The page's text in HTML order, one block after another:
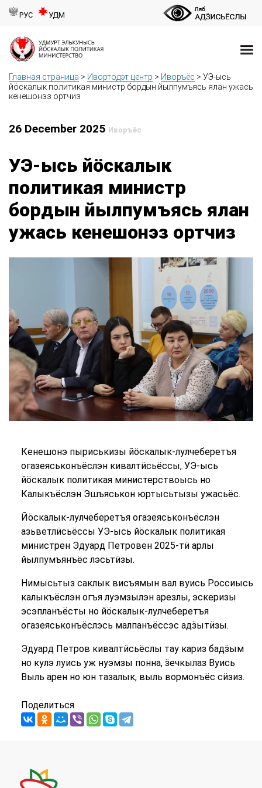
РУС УДМ
Главная страница > Ивортодэт центр > Иворъёс > УЭ-ысь
йӧскалык политикая министр бордын йылпумъясь ялан ужась
кенешонэз ортчиз
26 December 2025 Иворъёс
УЭ-ысь йӧскалык
политикая министр
бордын йылпумъясь ялан
ужась кенешонэз ортчиз
Кенешонэ пыриськизы йӧскалык-лулчеберетъя
огазеяськонъёслэн кивалтӥсьёссы, УЭ-ысь
йӧскалык политикая министерствоысь но
Калыкъёслэн Эшъяськон юртысьтызы ужасьёс.
Йӧскалык-лулчеберетъя огазеяськонъёслэн
азьветлӥсьёссы УЭ-ысь йӧскалык политикая
министрен Эдуард Петровен 2025-тӥ арлы
йылпумъянъёс лэсьтӥзы.
Нимысьтыз саклык висъямын вал вуись Россиысь
калыкъёслэн огъя луэмзылэн арезлы, эскеризы
эсэпланъёсты но йӧскалык-лулчеберетъя
огазеяськонъёслэсь малпанъёссэс адӟытӥзы.
Эдуард Петров кивалтӥсьёслы тау кариз бадӟым
но кулэ луись уж нуэмзы понна, ӟечкылаз Вуись
Выль арен но юн тазалык, выль вормонъёс сӥзиз.
Поделиться